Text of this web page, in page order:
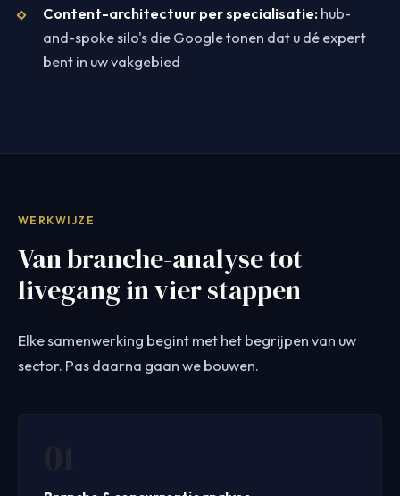
Content-architectuur per specialisatie: hub-
and-spoke silo's die Google tonen dat u dé expert
bent in uw vakgebied
WERKWIJZE
Van branche-analyse tot
livegang in vier stappen
Elke samenwerking begint met het begrijpen van uw
sector. Pas daarna gaan we bouwen.